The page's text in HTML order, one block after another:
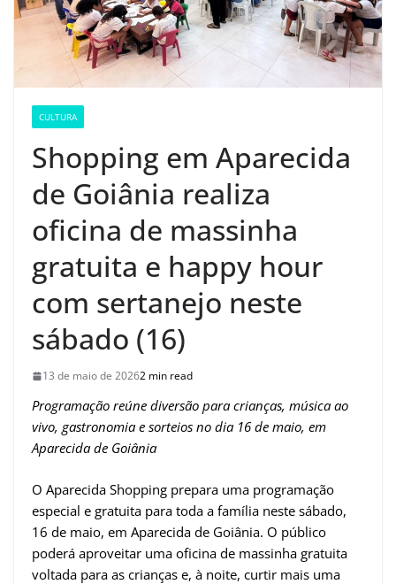
CULTURA
Shopping em Aparecida
de Goiânia realiza
oficina de massinha
gratuita e happy hour
com sertanejo neste
sábado (16)
13 de maio de 20262 min read
Programação reúne diversão para crianças, música ao
vivo, gastronomia e sorteios no dia 16 de maio, em
Aparecida de Goiânia
O Aparecida Shopping prepara uma programação
especial e gratuita para toda a família neste sábado,
16 de maio, em Aparecida de Goiânia. O público
poderá aproveitar uma oficina de massinha gratuita
voltada para as crianças e, à noite, curtir mais uma